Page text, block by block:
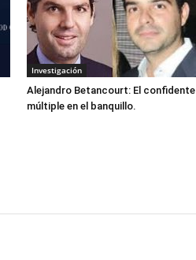
Investigación
Alejandro Betancourt: El confidente
múltiple en el banquillo.